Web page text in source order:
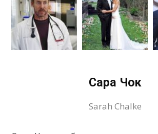
Сара Чок
Sarah Chalke